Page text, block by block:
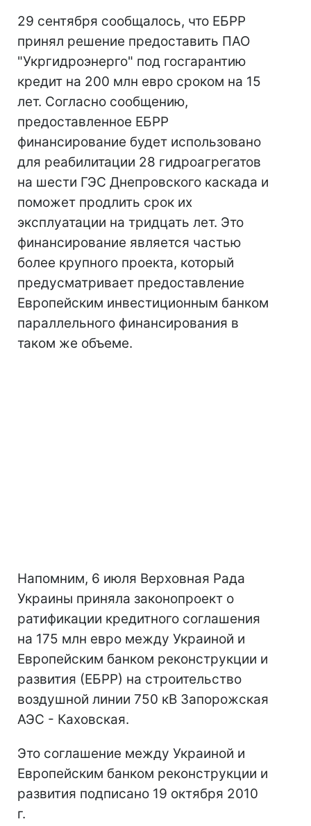
29 сентября сообщалось, что ЕБРР
принял решение предоставить ПАО
"Укргидроэнерго" под госгарантию
кредит на 200 млн евро сроком на 15
лет. Согласно сообщению,
предоставленное ЕБРР
финансирование будет использовано
для реабилитации 28 гидроагрегатов
на шести ГЭС Днепровского каскада и
поможет продлить срок их
эксплуатации на тридцать лет. Это
финансирование является частью
более крупного проекта, который
предусматривает предоставление
Европейским инвестиционным банком
параллельного финансирования в
таком же объеме.
Напомним, 6 июля Верховная Рада
Украины приняла законопроект о
ратификации кредитного соглашения
на 175 млн евро между Украиной и
Европейским банком реконструкции и
развития (ЕБРР) на строительство
воздушной линии 750 кВ Запорожская
АЭС - Каховская.
Это соглашение между Украиной и
Европейским банком реконструкции и
развития подписано 19 октября 2010
г.